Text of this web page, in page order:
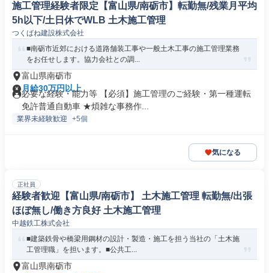
施工管理経験者限定【富山県/南砺市】転勤無/残業月平均
5h以下/土日休でWLB 土木施工管理
つくばね建設株式会社
■南砺市近郊における道路舗装工事や一般土木工事の施工管理業務
をお任せします。協力会社との調...
富山県南砺市
月給30万円以上
必要な経験・能力等 【必須】施工管理のご経験・第一種運転
免許普通自動車 ★煩雑な事務作...
業界未経験歓迎 +5個
気になる
正社員
経験者歓迎【富山県/南砺市】 土木施工管理 転勤無/出張
ほぼ無し/働き方良好 土木施工管理
中越鉄工株式会社
■建築鉄骨や橋梁用鋼材の設計・製造・施工を担う当社の「土木施
工管理職」を担います。■公共工...
富山県南砺市